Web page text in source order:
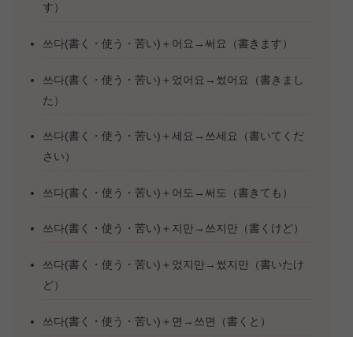
す）
쓰다(書く・使う・苦い)＋어요→써요（書きます）
쓰다(書く・使う・苦い)＋었어요→썼어요（書きまし
た）
쓰다(書く・使う・苦い)＋세요→쓰세요（書いてくだ
さい）
쓰다(書く・使う・苦い)＋어도→써도（書きても）
쓰다(書く・使う・苦い)＋지만→쓰지만（書くけど）
쓰다(書く・使う・苦い)＋었지만→썼지만（書いたけ
ど）
쓰다(書く・使う・苦い)＋면→쓰면（書くと）